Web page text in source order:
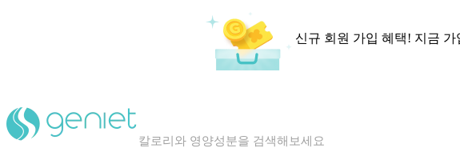
신규 회원 가입 혜택! 지금 가
혈당 · 다이어트 음식 검색해보세요